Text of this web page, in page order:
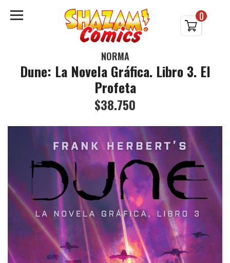
0
NORMA
Dune: La Novela Gráfica. Libro 3. El
Profeta
$38.750